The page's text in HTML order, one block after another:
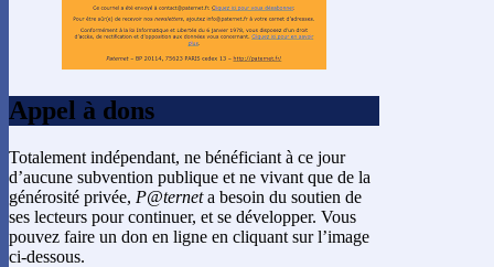
Appel à dons
Totalement indépendant, ne bénéficiant à ce jour
d’aucune subvention publique et ne vivant que de la
générosité privée, P@terneta besoin du soutien de
ses lecteurs pour continuer, et se développer. Vous
pouvez faire un don en ligne en cliquant sur l’image
ci-dessous.